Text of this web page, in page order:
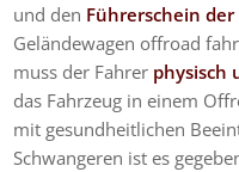
und den Führerschein der
Geländewagen offroad
muss der Fahrer physisch
das Fahrzeug in einem
mit gesundheitlichen
Schwangeren ist es